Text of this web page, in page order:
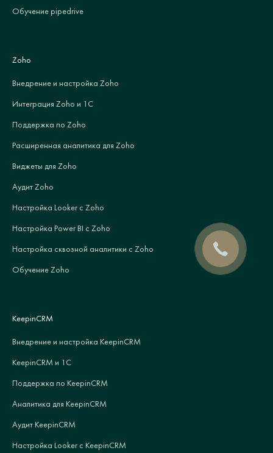
Обучение pipedrive
Zoho
Внедрение и настройка Zoho
Интеграция Zoho и 1С
Поддержка по Zoho
Расширенная аналитика для Zoho
Виджеты для Zoho
Аудит Zoho
Настройка Looker с Zoho
Настройка Power BI с Zoho
Настройка сквозной аналитики с Zoho
Обучение Zoho
KeepinCRM
Внедрение и настройка KeepinCRM
KeepinCRM и 1С
Поддержка по KeepinCRM
Аналитика для KeepinCRM
Аудит KeepinCRM
Настройка Looker с KeepinCRM